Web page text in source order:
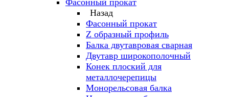
Фасонный прокат
Назад
Фасонный прокат
Z образный профиль
Балка двутавровая сварная
Двутавр широкополочный
Конек плоский для
металлочерепицы
Монорельсовая балка